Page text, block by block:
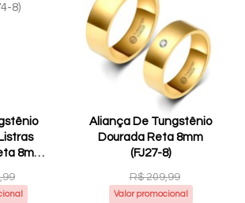
8mm
Aliança De Tungstênio
Dourada Reta 8mm
(FJ27-8)
R$ 209,99
Valor promocional